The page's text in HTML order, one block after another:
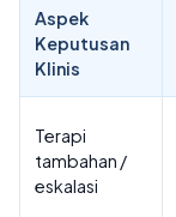
Aspek
Keputusan
Klinis
Terapi
tambahan /
eskalasi